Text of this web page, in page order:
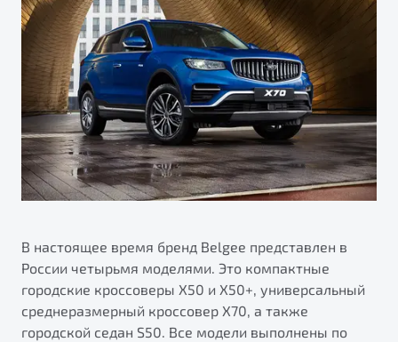
Универсальный кроссовер
от 2 499 990 ₽*
Обзор В наличии
Запись на сервис
Калькулятор ТО
Клиентская поддержка
В настоящее время бренд Belgee представлен в
России четырьмя моделями. Это компактные
городские кроссоверы X50 и X50+, универсальный
среднеразмерный кроссовер X70, а также
городской седан S50. Все модели выполнены по